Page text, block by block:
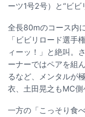
ーツ1号2号）と“ビビ
全長80mのコース内
「ビビリロード選手
ィーッ！」と絶叫。
ーナーではペアを組
るなど、メンタルが
衣、土田晃之もMC側
一方の「こっそり食